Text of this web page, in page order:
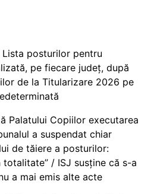
posturilor pentru
pe fiecare județ, după
de la Titularizare 2026 pe
Palatului Copiilor executarea
a suspendat chiar
de tăiere a posturilor:
totalitate” / ISJ susține că s-a
a mai emis alte acte